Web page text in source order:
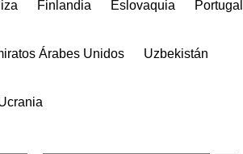
Finlandia Eslovaquia Portugal
Árabes Unidos
Uzbekistán